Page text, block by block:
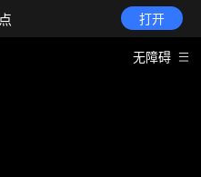
打开
无障碍